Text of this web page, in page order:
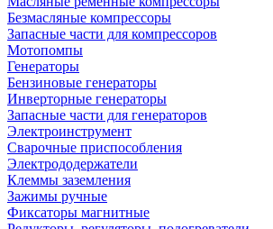
Безмасляные компрессоры
Запасные части для компрессоров
Мотопомпы
Генераторы
Бензиновые генераторы
Инверторные генераторы
Запасные части для генераторов
Электроинструмент
Сварочные приспособления
Электрододержатели
Клеммы заземления
Зажимы ручные
Фиксаторы магнитные